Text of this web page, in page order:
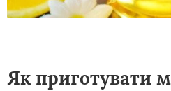
Як приготувати